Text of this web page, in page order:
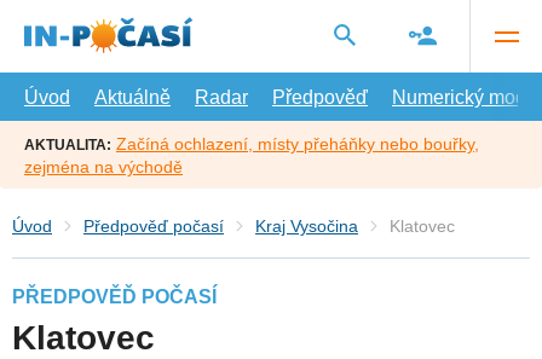
hlavní
Úvod
Aktuálně Radar Předpověď Numerický model
AKTUALITA: Začíná ochlazení, místy přeháňky nebo bouřky,
zejména na východě
Úvod Předpověď počasí Kraj Vysočina Klatovec
PŘEDPOVĚĎ POČASÍ
Klatovec